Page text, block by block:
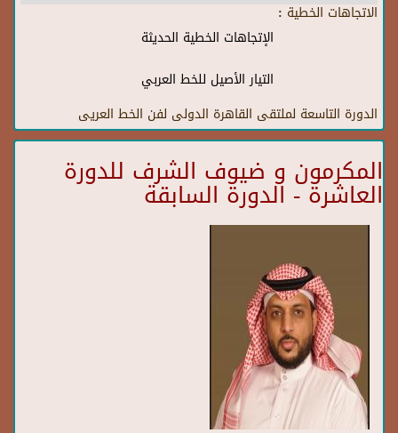
الاتجاهات الخطية :
الإتجاهات الخطية الحديثة
التيار الأصيل للخط العربي
الدورة التاسعة لملتقى القاهرة الدولى لفن الخط العريى
المكرمون و ضيوف الشرف للدورة
العاشرة - الدورة السابقة